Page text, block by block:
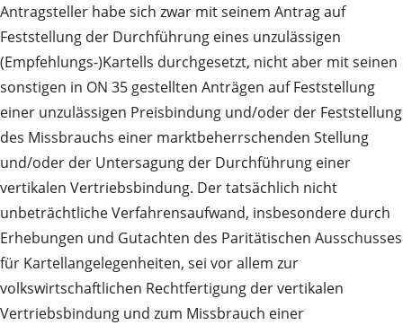
Antragsteller habe sich zwar mit seinem Antrag auf
Feststellung der Durchführung eines unzulässigen
(Empfehlungs-)Kartells durchgesetzt, nicht aber mit seinen
sonstigen in ON 35 gestellten Anträgen auf Feststellung
einer unzulässigen Preisbindung und/oder der Feststellung
des Missbrauchs einer marktbeherrschenden Stellung
und/oder der Untersagung der Durchführung einer
vertikalen Vertriebsbindung. Der tatsächlich nicht
unbeträchtliche Verfahrensaufwand, insbesondere durch
Erhebungen und Gutachten des Paritätischen Ausschusses
für Kartellangelegenheiten, sei vor allem zur
volkswirtschaftlichen Rechtfertigung der vertikalen
Vertriebsbindung und zum Missbrauch einer